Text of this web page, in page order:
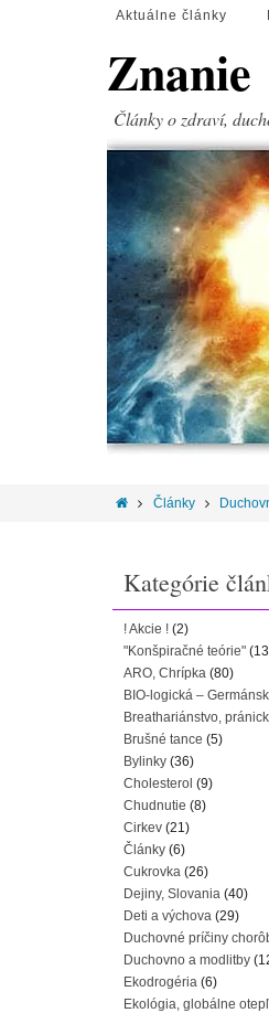
Aktuálne články
Znanie
Články o zdraví,
Články
Kategórie
! Akcie ! (2)
"Konšpiračné teórie"
ARO, Chrípka (80)
BIO-logická –
Breathariánstvo,
Brušné tance (5)
Bylinky (36)
Cholesterol (9)
Chudnutie (8)
Cirkev (21)
Články (6)
Cukrovka (26)
Dejiny, Slovania (40)
Deti a výchova (29)
Duchovné príčiny
Duchovno a modlitby
Ekodrogéria (6)
Ekológia, globálne